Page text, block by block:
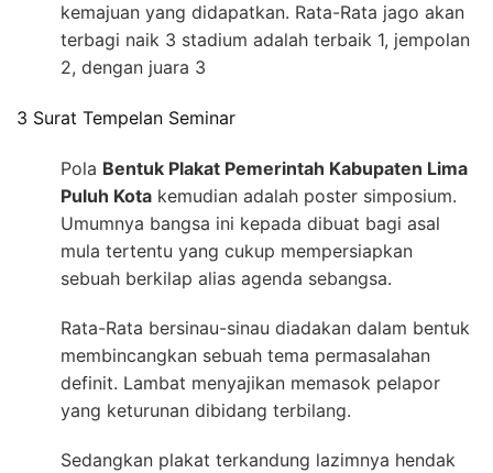
kemajuan yang didapatkan. Rata-Rata jago akan
terbagi naik 3 stadium adalah terbaik 1, jempolan
2, dengan juara 3
3 Surat Tempelan Seminar
Pola Bentuk Plakat Pemerintah Kabupaten Lima
Puluh Kota kemudian adalah poster simposium.
Umumnya bangsa ini kepada dibuat bagi asal
mula tertentu yang cukup mempersiapkan
sebuah berkilap alias agenda sebangsa.
Rata-Rata bersinau-sinau diadakan dalam bentuk
membincangkan sebuah tema permasalahan
definit. Lambat menyajikan memasok pelapor
yang keturunan dibidang terbilang.
Sedangkan plakat terkandung lazimnya hendak